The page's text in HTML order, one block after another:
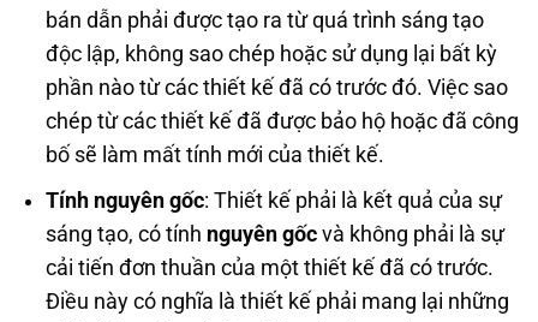
bán dẫn phải được tạo ra từ quá trình sáng tạo
độc lập, không sao chép hoặc sử dụng lại bất kỳ
phần nào từ các thiết kế đã có trước đó. Việc sao
chép từ các thiết kế đã được bảo hộ hoặc đã công
bố sẽ làm mất tính mới của thiết kế.
Tính nguyên gốc: Thiết kế phải là kết quả của sự
sáng tạo, có tính nguyên gốcvà không phải là sự
cải tiến đơn thuần của một thiết kế đã có trước.
Điều này có nghĩa là thiết kế phải mang lại những